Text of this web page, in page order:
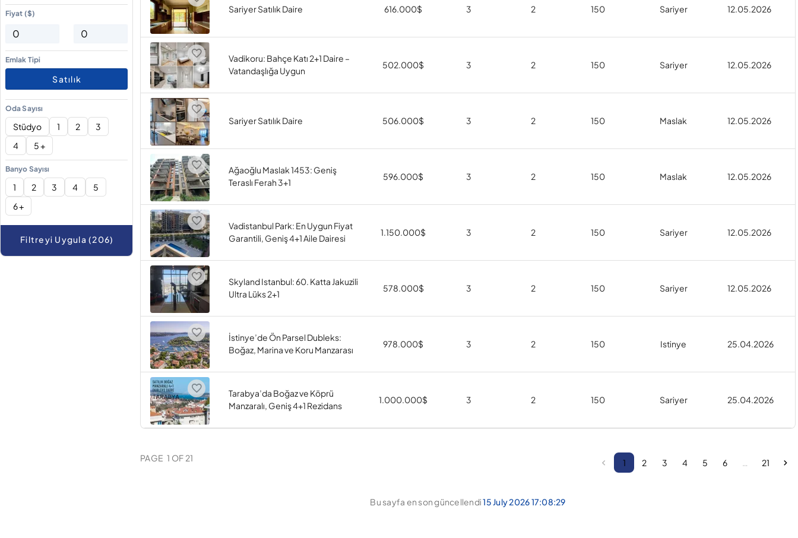
Fiyat ($)
Emlak Tipi
Satılık
Oda Sayısı
Stüdyo 1 2
3
4
5 +
Banyo Sayısı
1 2 3 4
5
6 +
Filtreyi Uygula (206)
Sariyer Satılık Daire 616.000$ 3 2 150 Sariyer 12.05.2026
Vadikoru: Bahçe Katı 2+1 Daire –
Vatandaşlığa Uygun
502.000$ 3 2 150 Sariyer 12.05.2026
Sariyer Satılık Daire 506.000$ 3 2 150 Maslak 12.05.2026
Ağaoğlu Maslak 1453: Geniş
Teraslı Ferah 3+1
596.000$ 3 2 150 Maslak 12.05.2026
Vadistanbul Park: En Uygun Fiyat
Garantili, Geniş 4+1 Aile Dairesi
1.150.000$ 3 2 150 Sariyer 12.05.2026
Skyland Istanbul: 60. Katta Jakuzili
Ultra Lüks 2+1
578.000$ 3 2 150 Sariyer 12.05.2026
İstinye’de Ön Parsel Dubleks:
Boğaz, Marina ve Koru Manzarası
978.000$ 3 2 150 Istinye 25.04.2026
Tarabya’da Boğaz ve Köprü
Manzaralı, Geniş 4+1 Rezidans
1.000.000$ 3 2 150 Sariyer 25.04.2026
PAGE 1 OF 21 1 2 3 4 5 6 21
Bu sayfa en son güncellendi15 July 2026 17:08:29